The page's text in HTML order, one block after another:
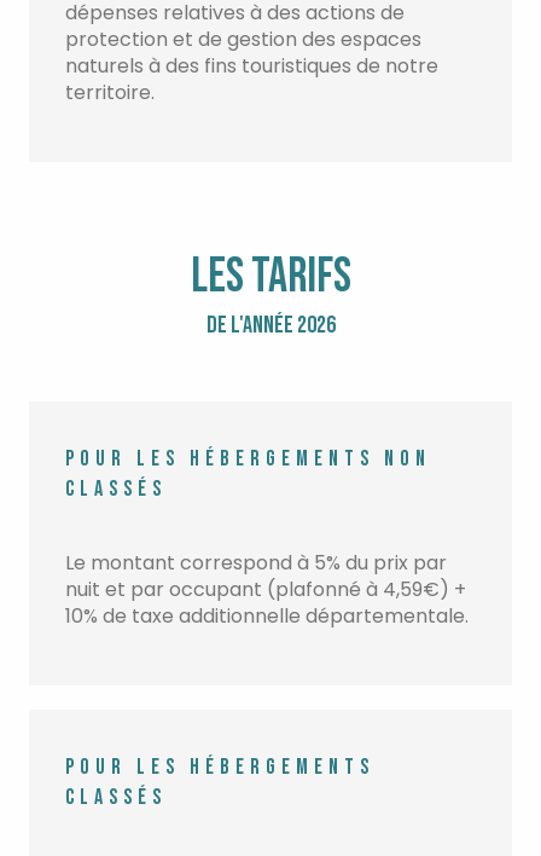
dépenses relatives à des actions de
protection et de gestion des espaces
naturels à des fins touristiques de notre
territoire.
LES TARIFS
DE L'ANNÉE 2026
POUR LES HÉBERGEMENTS NON
CLASSÉS
Le montant correspond à 5% du prix par
nuit et par occupant (plafonné à 4,59€) +
10% de taxe additionnelle départementale.
POUR LES HÉBERGEMENTS
CLASSÉS